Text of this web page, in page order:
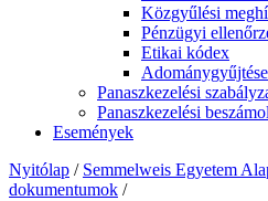
Közgyűlési
Pénzügyi
Etikai kódex
Panaszkezelési
Panaszkezelési
Események
Nyitólap / Semmelweis Egyetem
dokumentumok /